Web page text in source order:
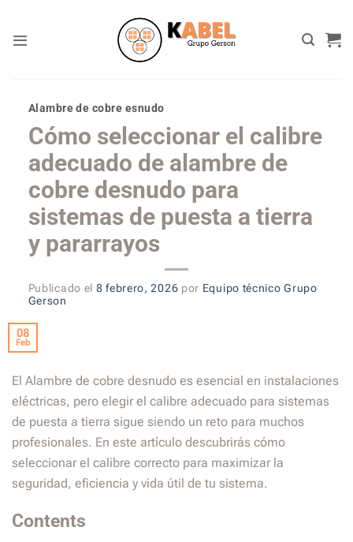
content
Alambre de cobre esnudo
Cómo seleccionar el calibre
adecuado de alambre de
cobre desnudo para
sistemas de puesta a tierra
y pararrayos
Publicado el 8 febrero, 2026 por Equipo técnico Grupo
Gerson
08
Feb
El Alambre de cobre desnudo es esencial en instalaciones
eléctricas, pero elegir el calibre adecuado para sistemas
de puesta a tierra sigue siendo un reto para muchos
profesionales. En este artículo descubrirás cómo
seleccionar el calibre correcto para maximizar la
seguridad, eficiencia y vida útil de tu sistema.
Contents